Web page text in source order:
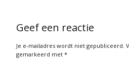
Geef een reactie
Je e-mailadres wordt niet gepubliceerd.
gemarkeerd met *